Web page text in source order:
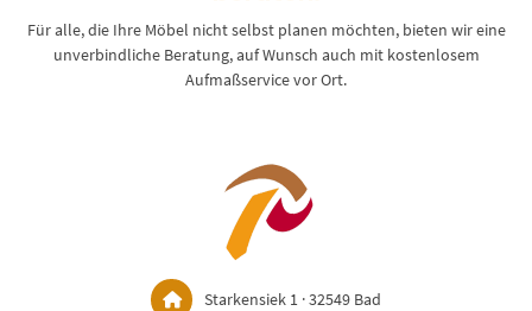
Für alle, die Ihre Möbel nicht selbst planen möchten, bieten wir eine
unverbindliche Beratung, auf Wunsch auch mit kostenlosem
Aufmaßservice vor Ort.
Starkensiek 1 · 32549 Bad